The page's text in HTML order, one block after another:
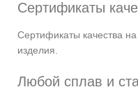
Сертификаты
Сертификаты качества
изделия.
Любой сплав и